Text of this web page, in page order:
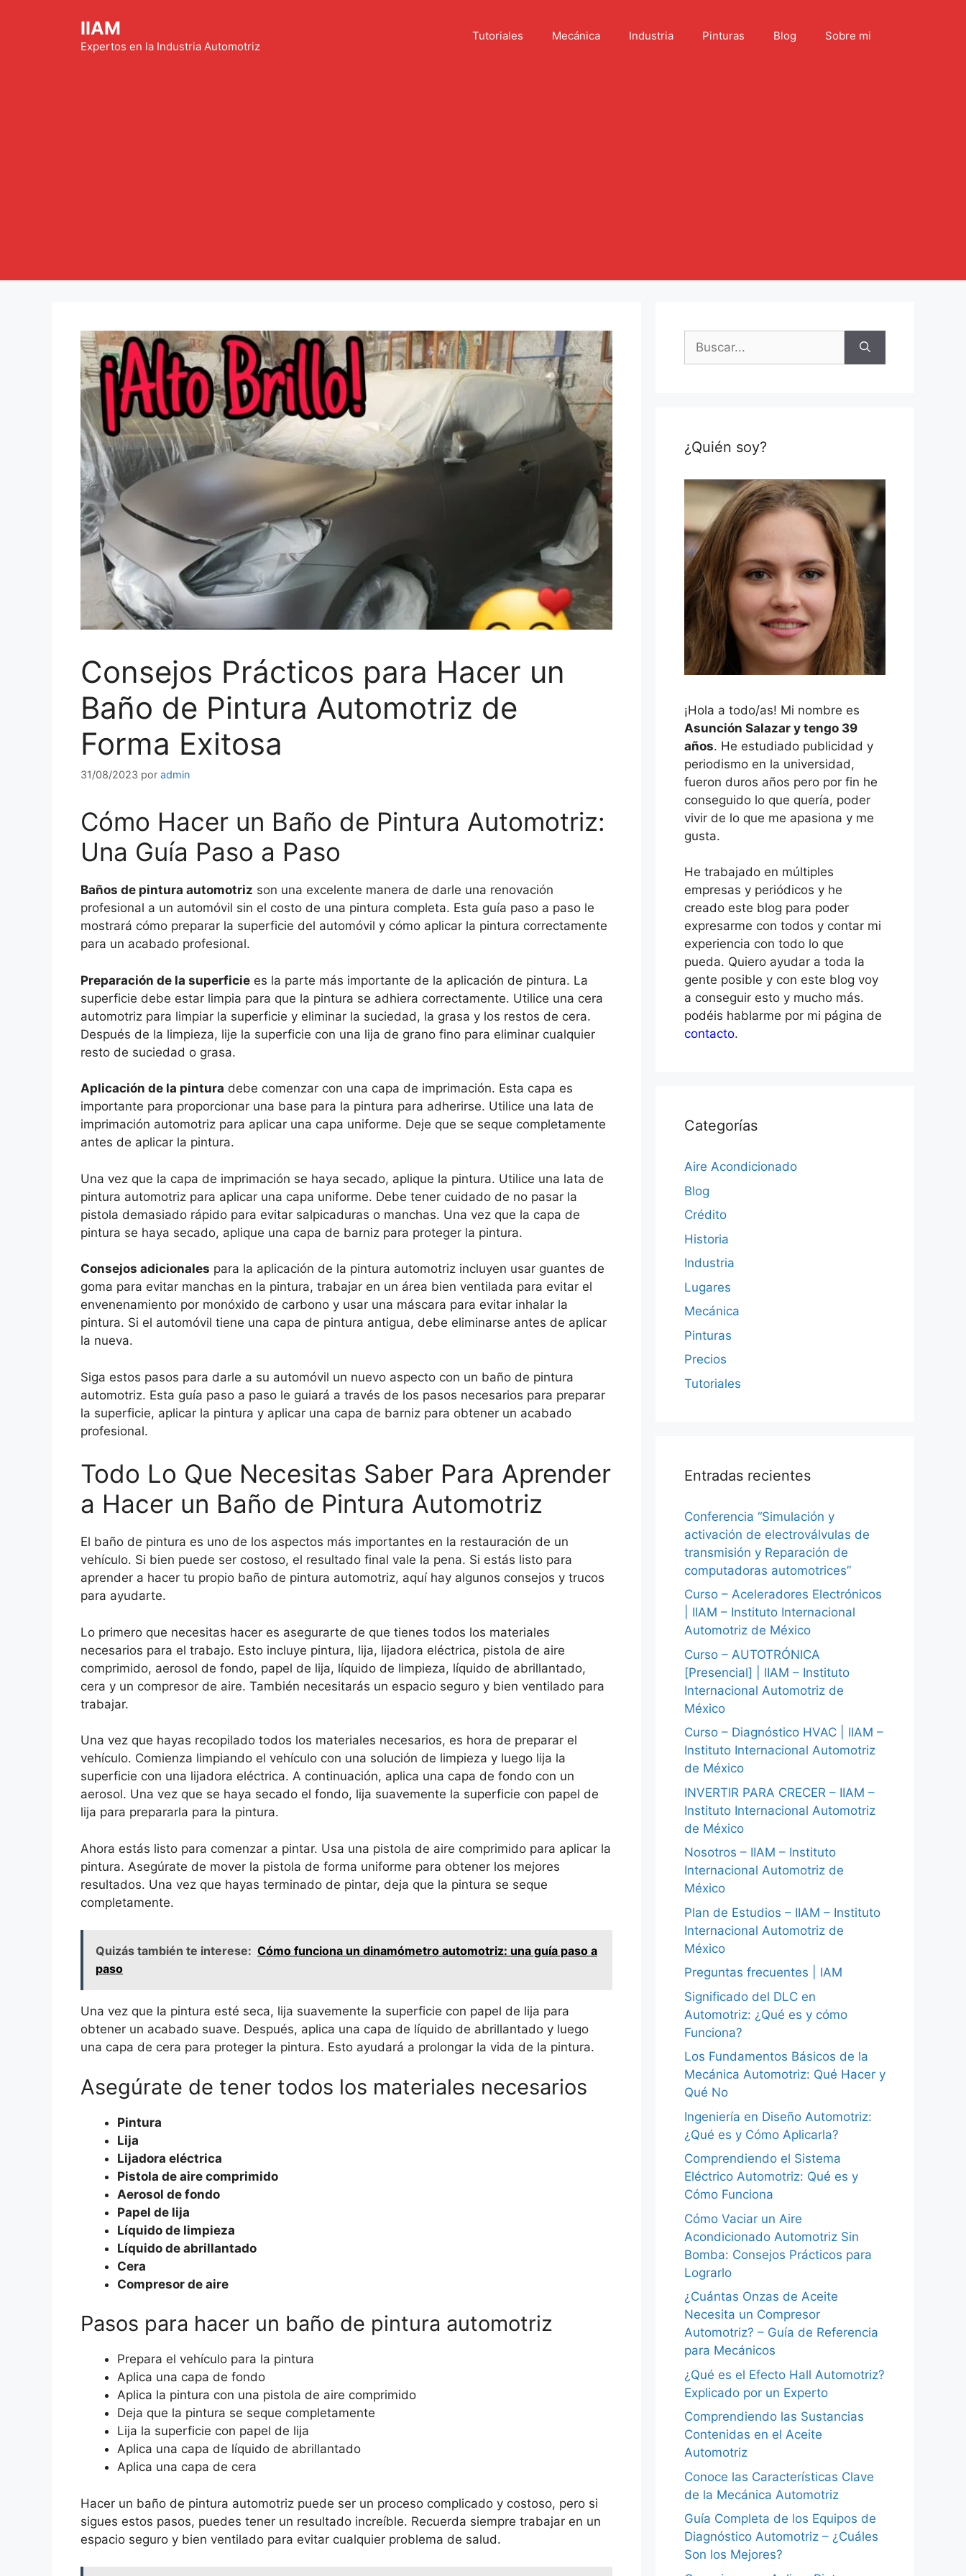
IIAM
Expertos en la Industria Automotriz
Tutoriales Mecánica Industria Pinturas Blog Sobre mi
Consejos Prácticos para Hacer un
Baño de Pintura Automotriz de
Forma Exitosa
31/08/2023 por admin
Cómo Hacer un Baño de Pintura Automotriz:
Una Guía Paso a Paso
Baños de pintura automotriz son una excelente manera de darle una renovación
profesional a un automóvil sin el costo de una pintura completa. Esta guía paso a paso le
mostrará cómo preparar la superficie del automóvil y cómo aplicar la pintura correctamente
para un acabado profesional.
Preparación de la superficie es la parte más importante de la aplicación de pintura. La
superficie debe estar limpia para que la pintura se adhiera correctamente. Utilice una cera
automotriz para limpiar la superficie y eliminar la suciedad, la grasa y los restos de cera.
Después de la limpieza, lije la superficie con una lija de grano fino para eliminar cualquier
resto de suciedad o grasa.
Aplicación de la pintura debe comenzar con una capa de imprimación. Esta capa es
importante para proporcionar una base para la pintura para adherirse. Utilice una lata de
imprimación automotriz para aplicar una capa uniforme. Deje que se seque completamente
antes de aplicar la pintura.
Una vez que la capa de imprimación se haya secado, aplique la pintura. Utilice una lata de
pintura automotriz para aplicar una capa uniforme. Debe tener cuidado de no pasar la
pistola demasiado rápido para evitar salpicaduras o manchas. Una vez que la capa de
pintura se haya secado, aplique una capa de barniz para proteger la pintura.
Consejos adicionales para la aplicación de la pintura automotriz incluyen usar guantes de
goma para evitar manchas en la pintura, trabajar en un área bien ventilada para evitar el
envenenamiento por monóxido de carbono y usar una máscara para evitar inhalar la
pintura. Si el automóvil tiene una capa de pintura antigua, debe eliminarse antes de aplicar
la nueva.
Siga estos pasos para darle a su automóvil un nuevo aspecto con un baño de pintura
automotriz. Esta guía paso a paso le guiará a través de los pasos necesarios para preparar
la superficie, aplicar la pintura y aplicar una capa de barniz para obtener un acabado
profesional.
Todo Lo Que Necesitas Saber Para Aprender
a Hacer un Baño de Pintura Automotriz
El baño de pintura es uno de los aspectos más importantes en la restauración de un
vehículo. Si bien puede ser costoso, el resultado final vale la pena. Si estás listo para
aprender a hacer tu propio baño de pintura automotriz, aquí hay algunos consejos y trucos
para ayudarte.
Lo primero que necesitas hacer es asegurarte de que tienes todos los materiales
necesarios para el trabajo. Esto incluye pintura, lija, lijadora eléctrica, pistola de aire
comprimido, aerosol de fondo, papel de lija, líquido de limpieza, líquido de abrillantado,
cera y un compresor de aire. También necesitarás un espacio seguro y bien ventilado para
trabajar.
Una vez que hayas recopilado todos los materiales necesarios, es hora de preparar el
vehículo. Comienza limpiando el vehículo con una solución de limpieza y luego lija la
superficie con una lijadora eléctrica. A continuación, aplica una capa de fondo con un
aerosol. Una vez que se haya secado el fondo, lija suavemente la superficie con papel de
lija para prepararla para la pintura.
Ahora estás listo para comenzar a pintar. Usa una pistola de aire comprimido para aplicar la
pintura. Asegúrate de mover la pistola de forma uniforme para obtener los mejores
resultados. Una vez que hayas terminado de pintar, deja que la pintura se seque
completamente.
Quizás también te interese: Cómo funciona un dinamómetro automotriz: una guía paso a
paso
Una vez que la pintura esté seca, lija suavemente la superficie con papel de lija para
obtener un acabado suave. Después, aplica una capa de líquido de abrillantado y luego
una capa de cera para proteger la pintura. Esto ayudará a prolongar la vida de la pintura.
Asegúrate de tener todos los materiales necesarios
Pintura
Lija
Lijadora eléctrica
Pistola de aire comprimido
Aerosol de fondo
Papel de lija
Líquido de limpieza
Líquido de abrillantado
Cera
Compresor de aire
Pasos para hacer un baño de pintura automotriz
Prepara el vehículo para la pintura
Aplica una capa de fondo
Aplica la pintura con una pistola de aire comprimido
Deja que la pintura se seque completamente
Lija la superficie con papel de lija
Aplica una capa de líquido de abrillantado
Aplica una capa de cera
Hacer un baño de pintura automotriz puede ser un proceso complicado y costoso, pero si
sigues estos pasos, puedes tener un resultado increíble. Recuerda siempre trabajar en un
espacio seguro y bien ventilado para evitar cualquier problema de salud.
Buscar:
¿Quién soy?
¡Hola a todo/as! Mi nombre es
Asunción Salazar y tengo 39
años. He estudiado publicidad y
periodismo en la universidad,
fueron duros años pero por fin he
conseguido lo que quería, poder
vivir de lo que me apasiona y me
gusta.
He trabajado en múltiples
empresas y periódicos y he
creado este blog para poder
expresarme con todos y contar mi
experiencia con todo lo que
pueda. Quiero ayudar a toda la
gente posible y con este blog voy
a conseguir esto y mucho más.
podéis hablarme por mi página de
contacto.
Categorías
Aire Acondicionado
Blog
Crédito
Historia
Industria
Lugares
Mecánica
Pinturas
Precios
Tutoriales
Entradas recientes
Conferencia “Simulación y
activación de electroválvulas de
transmisión y Reparación de
computadoras automotrices”
Curso – Aceleradores Electrónicos
| IIAM – Instituto Internacional
Automotriz de México
Curso – AUTOTRÓNICA
[Presencial] | IIAM – Instituto
Internacional Automotriz de
México
Curso – Diagnóstico HVAC | IIAM –
Instituto Internacional Automotriz
de México
INVERTIR PARA CRECER – IIAM –
Instituto Internacional Automotriz
de México
Nosotros – IIAM – Instituto
Internacional Automotriz de
México
Plan de Estudios – IIAM – Instituto
Internacional Automotriz de
México
Preguntas frecuentes | IAM
Significado del DLC en
Automotriz: ¿Qué es y cómo
Funciona?
Los Fundamentos Básicos de la
Mecánica Automotriz: Qué Hacer y
Qué No
Ingeniería en Diseño Automotriz:
¿Qué es y Cómo Aplicarla?
Comprendiendo el Sistema
Eléctrico Automotriz: Qué es y
Cómo Funciona
Cómo Vaciar un Aire
Acondicionado Automotriz Sin
Bomba: Consejos Prácticos para
Lograrlo
¿Cuántas Onzas de Aceite
Necesita un Compresor
Automotriz? – Guía de Referencia
para Mecánicos
¿Qué es el Efecto Hall Automotriz?
Explicado por un Experto
Comprendiendo las Sustancias
Contenidas en el Aceite
Automotriz
Conoce las Características Clave
de la Mecánica Automotriz
Guía Completa de los Equipos de
Diagnóstico Automotriz – ¿Cuáles
Son los Mejores?